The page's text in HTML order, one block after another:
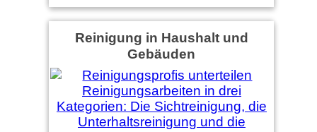
Reinigung in Haushalt und
Gebäuden